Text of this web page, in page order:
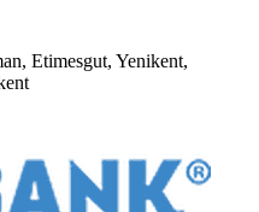
Etimesgut, Yenikent,